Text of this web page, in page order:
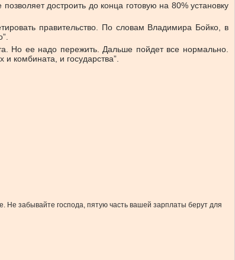
достроить до конца готовую на 80% установку
правительство. По словам Владимира Бойко, в
Но ее надо пережить. Дальше пойдет все нормально.
комбината, и государства”.
Не забывайте господа, пятую часть вашей зарплаты берут для